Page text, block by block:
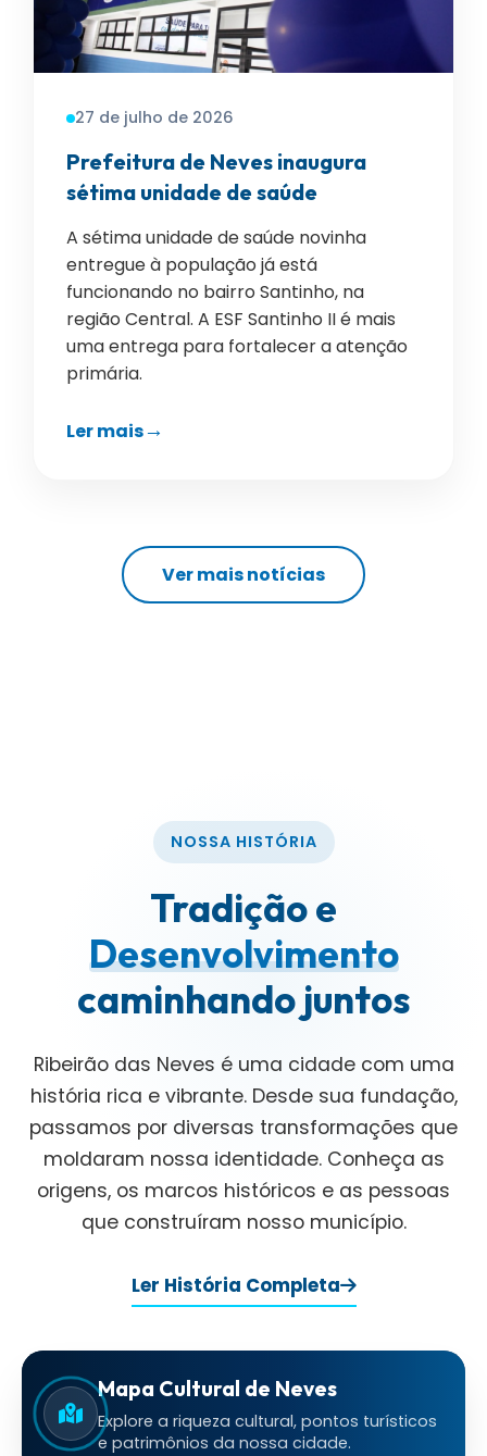
27 de julho de 2026
Prefeitura de Neves inaugura
sétima unidade de saúde
A sétima unidade de saúde novinha
entregue à população já está
funcionando no bairro Santinho, na
região Central. A ESF Santinho II é mais
uma entrega para fortalecer a atenção
primária.
Ler mais
Ver mais notícias
NOSSA HISTÓRIA
Tradição e
Desenvolvimento
caminhando juntos
Ribeirão das Neves é uma cidade com uma
história rica e vibrante. Desde sua fundação,
passamos por diversas transformações que
moldaram nossa identidade. Conheça as
origens, os marcos históricos e as pessoas
que construíram nosso município.
Ler História Completa
Mapa Cultural de Neves
Explore a riqueza cultural, pontos turísticos
e patrimônios da nossa cidade.